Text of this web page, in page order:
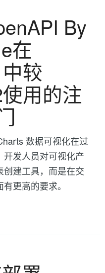
By
在
较
用的注
数据可视化在过
发人员对可视化产
建工具，而是在交
更高的要求。